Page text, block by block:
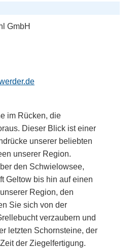
GmbH
im Rücken, die
Dieser Blick ist einer
unserer beliebten
unserer Region.
den Schwielowsee,
Geltow bis hin auf einen
Region, den
Sie sich von der
verzaubern und
letzten Schornsteine, der
der Ziegelfertigung.